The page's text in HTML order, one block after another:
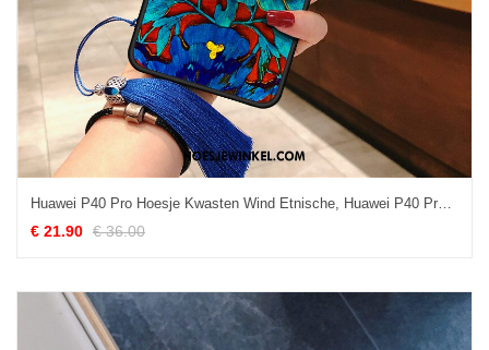
Huawei P40 Pro Hoesje Kwasten Wind Etnische, Huawei P40 Pro Hoesje Schrobben All Inclusive
€ 21.90 € 36.00